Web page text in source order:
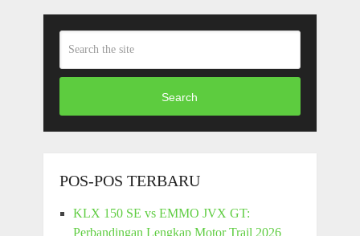
Search
POS-POS TERBARU
KLX 150 SE vs EMMO JVX GT:
Perbandingan Lengkap Motor Trail 2026